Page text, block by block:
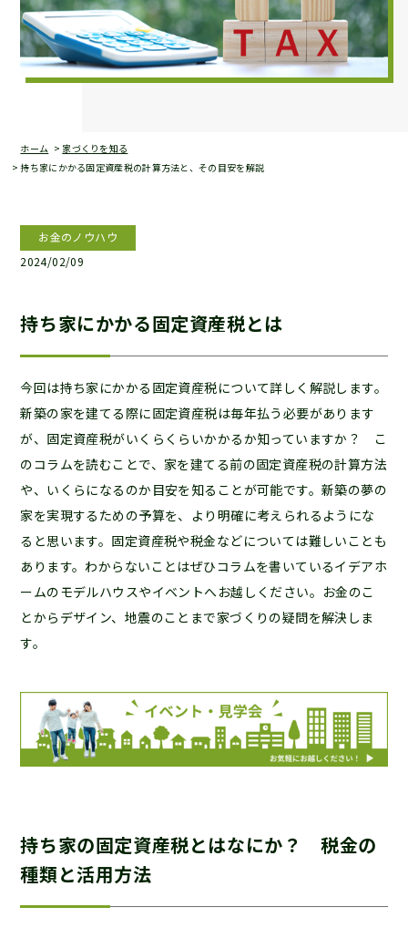
ホーム
家づくりを知る
持ち家にかかる固定資産税の計算方法と、その目安を解説
お金のノウハウ
2024/02/09
持ち家にかかる固定資産税とは
今回は持ち家にかかる固定資産税について詳しく解説します。
新築の家を建てる際に固定資産税は毎年払う必要があります
が、固定資産税がいくらくらいかかるか知っていますか？ こ
のコラムを読むことで、家を建てる前の固定資産税の計算方法
や、いくらになるのか目安を知ることが可能です。新築の夢の
家を実現するための予算を、より明確に考えられるようにな
ると思います。固定資産税や税金などについては難しいことも
あります。わからないことはぜひコラムを書いているイデアホ
ームのモデルハウスやイベントへお越しください。お金のこ
とからデザイン、地震のことまで家づくりの疑問を解決しま
す。
持ち家の固定資産税とはなにか？ 税金の
種類と活用方法